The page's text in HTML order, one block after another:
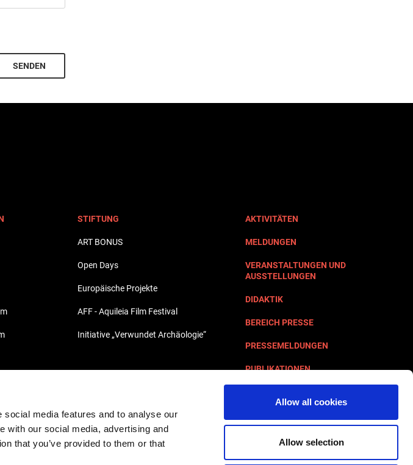
media features and to analyse our
with our social media, advertising and
that you’ve provided to them or that
Allow all cookies
Allow selection
SENDEN
STIFTUNG
ART BONUS
Open Days
Europäische Projekte
AFF - Aquileia Film Festival
Initiative „Verwundet Archäologie“
AKTIVITÄTEN
MELDUNGEN
VERANSTALTUNGEN UND
AUSSTELLUNGEN
DIDAKTIK
BEREICH PRESSE
PRESSEMELDUNGEN
PUBLIKATIONEN